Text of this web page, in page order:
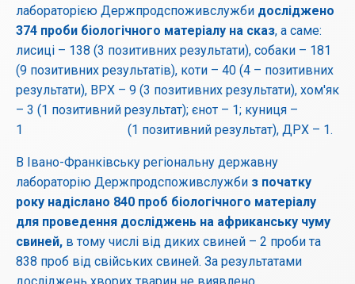
лабораторією Держпродспоживслужби досліджено
374 проби біологічного матеріалу на сказ, а саме:
лисиці – 138 (3 позитивних результати), собаки – 181
(9 позитивних результатів), коти – 40 (4 – позитивних
результати), ВРХ – 9 (3 позитивних результати), хом'як
– 3 (1 позитивний результат); єнот – 1; куниця –
1 (1 позитивний результат), ДРХ – 1.
В Івано-Франківську регіональну державну
лабораторію Держпродспоживслужби з початку
року надіслано 840 проб біологічного матеріалу
для проведення досліджень на африканську чуму
свиней, в тому числі від диких свиней – 2 проби та
838 проб від свійських свиней. За результатами